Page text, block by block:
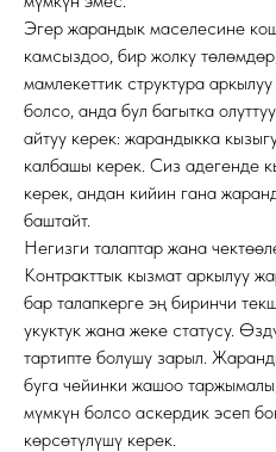
Эгер жарандык маселесине
камсыздоо, бир жолку
мамлекеттик структура
болсо, анда бул багытка
айтуу керек: жарандыкка
калбашы керек. Сиз адегенде
керек, андан кийин гана
баштайт.
Негизги талаптар жана
Контракттык кызмат аркылуу
бар талапкерге эң биринчи
укуктук жана жеке статусу.
тартипте болушу зарыл.
буга чейинки жашоо
мүмкүн болсо аскердик эсеп
көрсөтүлүшү керек.